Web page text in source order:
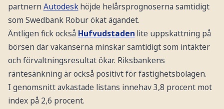
partnern Autodesk höjde helårsprognoserna samtidigt
som Swedbank Robur ökat ägandet.
Äntligen fick också Hufvudstaden lite uppskattning på
börsen där vakanserna minskar samtidigt som intäkter
och förvaltningsresultat ökar. Riksbankens
räntesänkning är också positivt för fastighetsbolagen.
I genomsnitt avkastade listans innehav 3,8 procent mot
index på 2,6 procent.